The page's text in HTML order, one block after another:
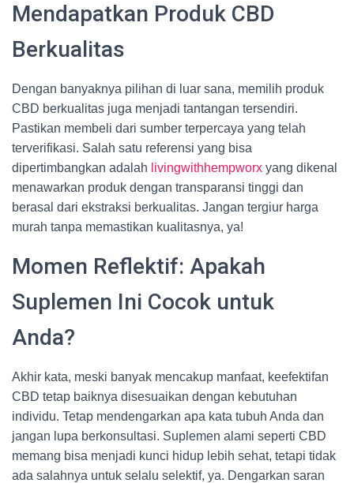
Mendapatkan Produk CBD
Berkualitas
Dengan banyaknya pilihan di luar sana, memilih produk
CBD berkualitas juga menjadi tantangan tersendiri.
Pastikan membeli dari sumber terpercaya yang telah
terverifikasi. Salah satu referensi yang bisa
dipertimbangkan adalah livingwithhempworx yang dikenal
menawarkan produk dengan transparansi tinggi dan
berasal dari ekstraksi berkualitas. Jangan tergiur harga
murah tanpa memastikan kualitasnya, ya!
Momen Reflektif: Apakah
Suplemen Ini Cocok untuk
Anda?
Akhir kata, meski banyak mencakup manfaat, keefektifan
CBD tetap baiknya disesuaikan dengan kebutuhan
individu. Tetap mendengarkan apa kata tubuh Anda dan
jangan lupa berkonsultasi. Suplemen alami seperti CBD
memang bisa menjadi kunci hidup lebih sehat, tetapi tidak
ada salahnya untuk selalu selektif, ya. Dengarkan saran